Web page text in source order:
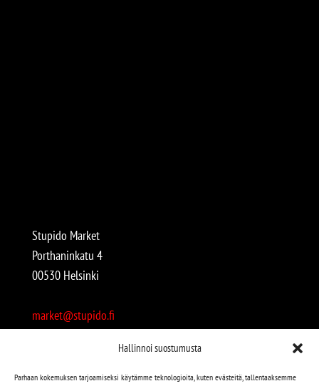
Hallinnoi suostumusta
Parhaan kokemuksen tarjoamiseksi käytämme teknologioita, kuten evästeitä, tallentaaksemme
Stupido Market
Porthaninkatu 4
00530 Helsinki
market@stupido.fi
Avoinna: